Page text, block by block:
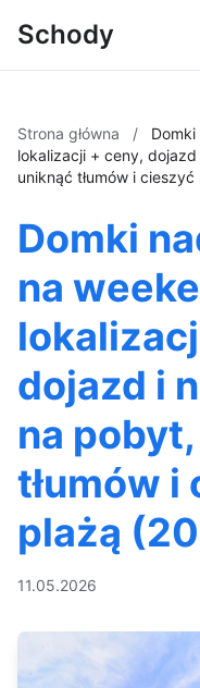
Schody
Strona główna /
lokalizacji + ceny,
uniknąć tłumów i
Domki
na
dojazd i
na
tłumów i
plażą
11.05.2026